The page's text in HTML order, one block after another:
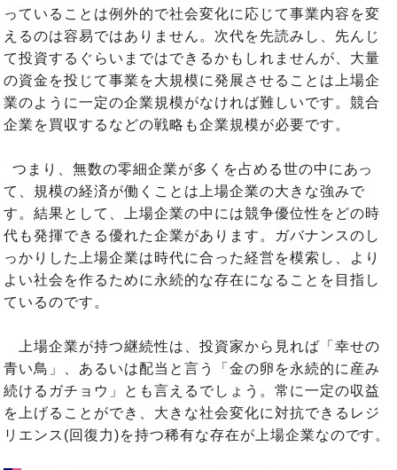
っていることは例外的で社会変化に応じて事業内容を変
えるのは容易ではありません。次代を先読みし、先んじ
て投資するぐらいまではできるかもしれませんが、大量
の資金を投じて事業を大規模に発展させることは上場企
業のように一定の企業規模がなければ難しいです。競合
企業を買収するなどの戦略も企業規模が必要です。
つまり、無数の零細企業が多くを占める世の中にあっ
て、規模の経済が働くことは上場企業の大きな強みで
す。結果として、上場企業の中には競争優位性をどの時
代も発揮できる優れた企業があります。ガバナンスのし
っかりした上場企業は時代に合った経営を模索し、より
よい社会を作るために永続的な存在になることを目指し
ているのです。
上場企業が持つ継続性は、投資家から見れば「幸せの
青い鳥」、あるいは配当と言う「金の卵を永続的に産み
続けるガチョウ」とも言えるでしょう。常に一定の収益
を上げることができ、大きな社会変化に対抗できるレジ
リエンス(回復力)を持つ稀有な存在が上場企業なのです。